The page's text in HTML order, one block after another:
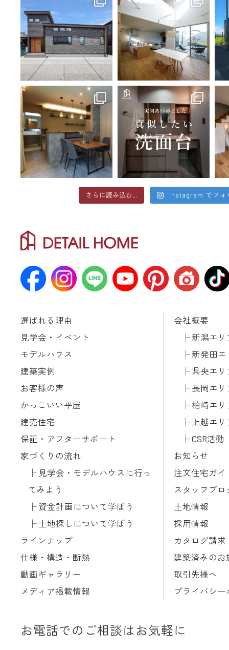
さらに読み込む... Instagram でフォ
選ばれる理由
見学会・イベント
モデルハウス
建築実例
お客様の声
かっこいい平屋
建売住宅
保証・アフターサポート
家づくりの流れ
見学会・モデルハウスに行っ
てみよう
資金計画について学ぼう
土地探しについて学ぼう
ラインナップ
仕様・構造・断熱
動画ギャラリー
メディア掲載情報
会社概要
新潟エリ
新発田エ
県央エリ
長岡エリ
柏崎エリ
上越エリ
CSR活動
お知らせ
注文住宅ガイ
スタッフブロ
土地情報
採用情報
カタログ請求
建築済みのお
取引先様へ
プライバシー
お電話でのご相談はお気軽に